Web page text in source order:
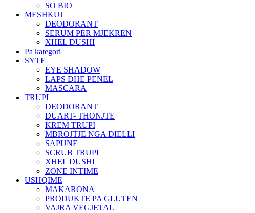
SO BIO
MESHKUJ
DEODORANT
SERUM PER MJEKREN
XHEL DUSHI
Pa kategori
SYTE
EYE SHADOW
LAPS DHE PENEL
MASCARA
TRUPI
DEODORANT
DUART- THONJTE
KREM TRUPI
MBROJTJE NGA DIELLI
SAPUNE
SCRUB TRUPI
XHEL DUSHI
ZONE INTIME
USHQIME
MAKARONA
PRODUKTE PA GLUTEN
VAJRA VEGJETAL